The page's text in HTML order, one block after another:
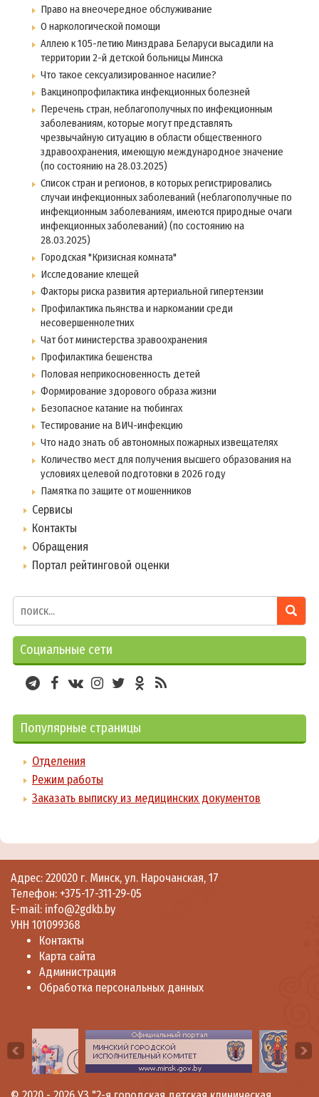
Право на внеочередное обслуживание
О наркологической помощи
Аллею к 105-летию Минздрава Беларуси высадили на
территории 2-й детской больницы Минска
Что такое сексуализированное насилие?
Вакцинопрофилактика инфекционных болезней
Перечень стран, неблагополучных по инфекционным
заболеваниям, которые могут представлять
чрезвычайную ситуацию в области общественного
здравоохранения, имеющую международное значение
(по состоянию на 28.03.2025)
Список стран и регионов, в которых регистрировались
случаи инфекционных заболеваний (неблагополучные по
инфекционным заболеваниям, имеются природные очаги
инфекционных заболеваний) (по состоянию на
28.03.2025)
Городская "Кризисная комната"
Исследование клещей
Факторы риска развития артериальной гипертензии
Профилактика пьянства и наркомании среди
несовершеннолетних
Чат бот министерства зравоохранения
Профилактика бешенства
Половая неприкосновенность детей
Формирование здорового образа жизни
Безопасное катание на тюбингах
Тестирование на ВИЧ-инфекцию
Что надо знать об автономных пожарных извещателях
Количество мест для получения высшего образования на
условиях целевой подготовки в 2026 году
Памятка по защите от мошенников
Сервисы
Контакты
Обращения
Портал рейтинговой оценки
Социальные сети
Популярные страницы
Отделения
Режим работы
Заказать выписку из медицинских документов
Адрес: 220020 г. Минск, ул. Нарочанская, 17
Телефон: +375-17-311-29-05
E-mail: info@2gdkb.by
УНН 101099368
Контакты
Карта сайта
Администрация
Обработка персональных данных